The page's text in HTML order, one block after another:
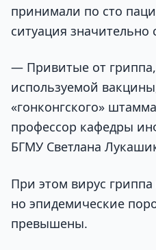
принимали по сто
ситуация значительно
— Привитые от
используемой
«гонконгского»
профессор кафедры
БГМУ Светлана
При этом вирус гриппа
но эпидемические
превышены.